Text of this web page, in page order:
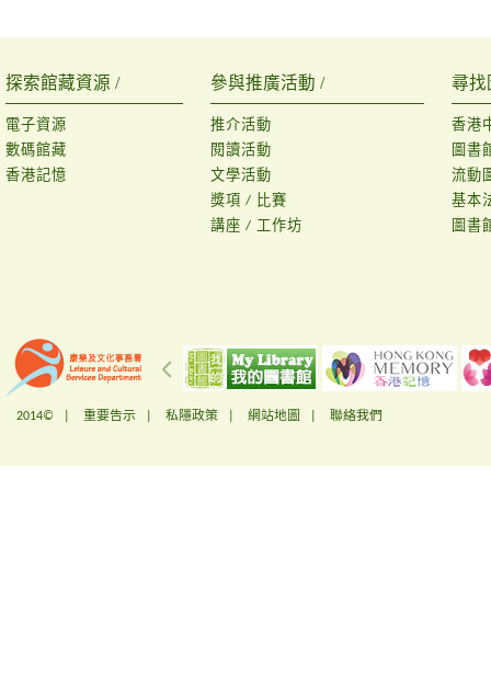
探索館藏資源 /
電子資源
數碼館藏
香港記憶
參與推廣活動 /
推介活動
閱讀活動
文學活動
獎項 / 比賽
講座 / 工作坊
尋找
香港
圖書
流動
基本
圖書
2014© | 重要告示 私隱政策 網站地圖 聯絡我們